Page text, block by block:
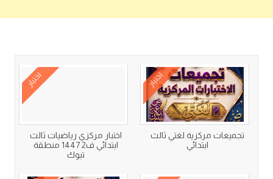
اختبار
تجميعات مركزية لغتي ثالث
ابتدائي
اختبار
اختبار مركزي رياضيات ثالث
ابتدائي ف2 1447 منطقة
تبوك